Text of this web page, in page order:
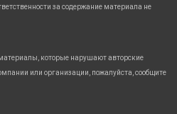
за содержание материала не
которые нарушают авторские
или организации, пожалуйста, сообщите